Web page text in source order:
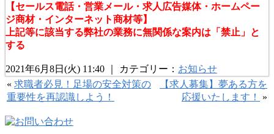
【セールス電話・営業メール・求人広告媒体・ホームペー
ジ商材・インターネット商材等】
上記等に該当する弊社の業務に無関係な案内は「禁止」と
する
2021年6月8日(火) 11:40 ｜ カテゴリー： お知らせ
« 求職者必見！足場の安全対策の
重要性を再認識しよう！
【求人募集】夢ある方を
応援いたします！
»